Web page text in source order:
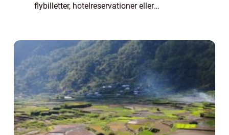
flybilletter, hotelreservationer eller
Dette kan om...